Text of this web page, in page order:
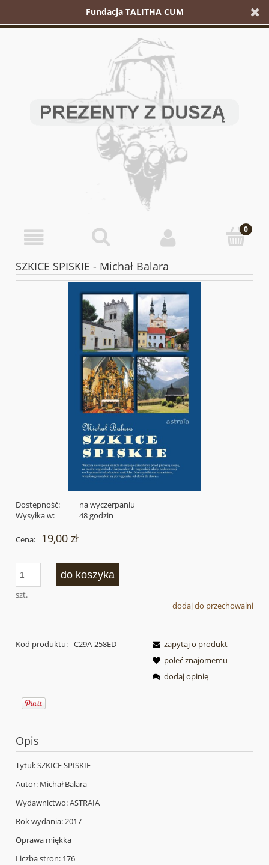
Fundacja TALITHA CUM
SZKICE SPISKIE - Michał Balara
Dostępność:
na wyczerpaniu
Wysyłka w:
48 godzin
Cena: 19,00 zł
szt.
do koszyka
dodaj do przechowalni
Kod produktu: C29A-258ED
zapytaj o produkt
poleć znajomemu
dodaj opinię
Opis
Tytuł: SZKICE SPISKIE
Autor: Michał Balara
Wydawnictwo: ASTRAIA
Rok wydania: 2017
Oprawa miękka
Liczba stron: 176